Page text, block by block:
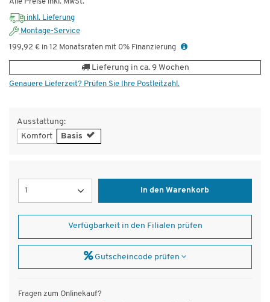
Alle Preise inkl. MwSt.
inkl. Lieferung
Montage-Service
199,92 € in 12 Monatsraten mit 0% Finanzierung
Lieferung in ca. 9 Wochen
Genauere Lieferzeit? Prüfen Sie Ihre Postleitzahl.
Ausstattung:
Komfort
Basis
In den Warenkorb
Verfügbarkeit in den Filialen prüfen
Gutscheincode prüfen
Fragen zum Onlinekauf?